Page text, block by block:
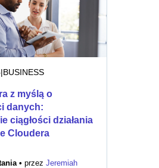
|BUSINESS
z myślą o
danych:
ciągłości działania
Cloudera
• przezJeremiah